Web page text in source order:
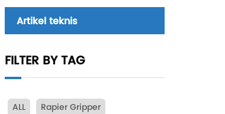
Artikel teknis
FILTER BY TAG
ALL
Rapier Gripper